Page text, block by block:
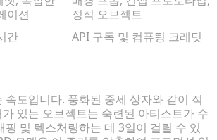
이션
정적 오브젝트
간 API 구독 및 컴퓨팅 크레딧
속도입니다. 풍화된 중세 상자와 같이 적
있는 오브젝트는 숙련된 아티스트가 수
핑 및 텍스처링하는 데 3일이 걸릴 수 있